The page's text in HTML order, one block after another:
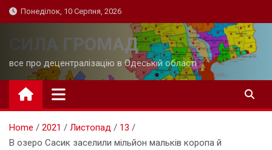
Skip
to
Понеділок, 10 Серпня, 2026
СИЛА ГРОМАД
все про децентралізацію в Одеській області
Home 2021 Листопад
13
В озеро Сасик заселили мільйон мальків коропа й